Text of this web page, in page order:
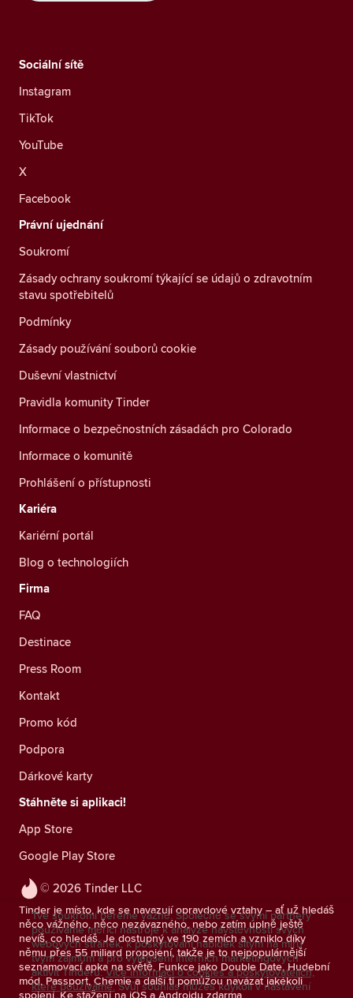
© 2026 Tinder LLC
Tinder je místo, kde se navazují opravdové vztahy – ať už hledáš
něco vážného, něco nezávazného, nebo zatím úplně ještě
nevíš, co hledáš. Je dostupný ve 190 zemích a vzniklo díky
němu přes 55 miliard propojení, takže je to nejpopulárnější
seznamovací apka na světě. Funkce jako Double Date, Hudební
mód, Passport, Chemie a další ti pomůžou navázat jakékoli
spojení. Ke stažení na iOS a Androidu zdarma.
Sociální sítě
Instagram
TikTok
YouTube
X
Facebook
Právní ujednání
Soukromí
Zásady ochrany soukromí týkající se údajů o zdravotním
stavu spotřebitelů
Podmínky
Zásady používání souborů cookie
Duševní vlastnictví
Pravidla komunity Tinder
Informace o bezpečnostních zásadách pro Colorado
Informace o komunitě
Prohlášení o přístupnosti
Kariéra
Kariérní portál
Blog o technologiích
Firma
FAQ
Destinace
Press Room
Kontakt
Promo kód
Podpora
Dárkové karty
Stáhněte si aplikaci!
App Store
Google Play Store
Tvé soukromí bereme vážně. Společně se svými partnery
používáme měřicí nástroje k analýze návštěvnosti svých
webových stránek, k poskytování nabídek šitým na míru
tvým zájmům a pro vylepšení interních marketingových
aktivit Tinderu. Více informací o cookies a poskytovatelích,
které používáme. Svůj souhlas můžeš kdykoli v nastavení